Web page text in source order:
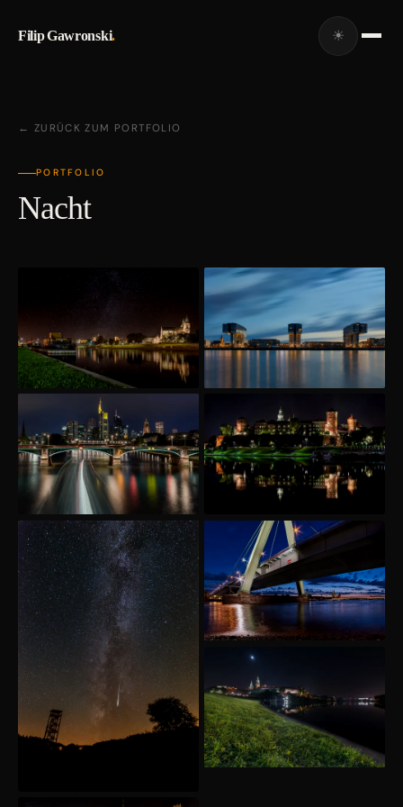
Filip Gawronski. ☀
← ZURÜCK ZUM PORTFOLIO
PORTFOLIO
Nacht